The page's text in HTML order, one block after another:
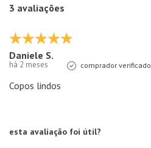
3 avaliações
Daniele S.
há 2 meses comprador verificado
Copos lindos
esta avaliação foi útil?